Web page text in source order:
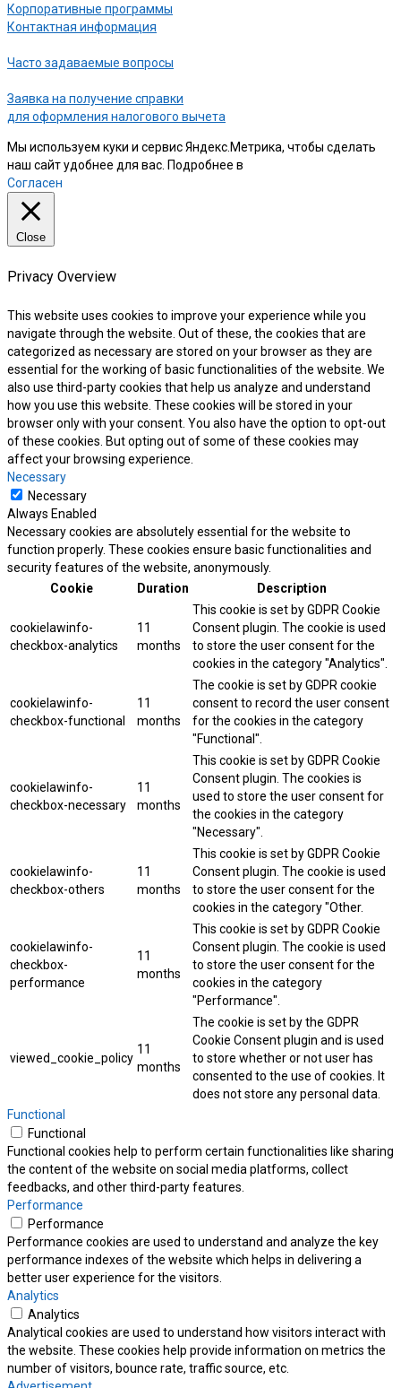
Корпоративные программы
Контактная информация
Часто задаваемые вопросы
Заявка на получение справки
для оформления налогового вычета
Мы используем куки и сервис Яндекс.Метрика, чтобы сделать
наш сайт удобнее для вас. Подробнее в
Согласен
Close
Privacy Overview
This website uses cookies to improve your experience while you
navigate through the website. Out of these, the cookies that are
categorized as necessary are stored on your browser as they are
essential for the working of basic functionalities of the website. We
also use third-party cookies that help us analyze and understand
how you use this website. These cookies will be stored in your
browser only with your consent. You also have the option to opt-out
of these cookies. But opting out of some of these cookies may
affect your browsing experience.
Necessary
Necessary
Always Enabled
Necessary cookies are absolutely essential for the website to
function properly. These cookies ensure basic functionalities and
security features of the website, anonymously.
Cookie
Duration Description
cookielawinfo-
checkbox-analytics
11
months
This cookie is set by GDPR Cookie
Consent plugin. The cookie is used
to store the user consent for the
cookies in the category "Analytics".
cookielawinfo-
checkbox-functional
11
months
The cookie is set by GDPR cookie
consent to record the user consent
for the cookies in the category
"Functional".
cookielawinfo-
checkbox-necessary
11
months
This cookie is set by GDPR Cookie
Consent plugin. The cookies is
used to store the user consent for
the cookies in the category
"Necessary".
cookielawinfo-
checkbox-others
11
months
This cookie is set by GDPR Cookie
Consent plugin. The cookie is used
to store the user consent for the
cookies in the category "Other.
cookielawinfo-
checkbox-
performance
11
months
This cookie is set by GDPR Cookie
Consent plugin. The cookie is used
to store the user consent for the
cookies in the category
"Performance".
viewed_cookie_policy
11
months
The cookie is set by the GDPR
Cookie Consent plugin and is used
to store whether or not user has
consented to the use of cookies. It
does not store any personal data.
Functional
Functional
Functional cookies help to perform certain functionalities like sharing
the content of the website on social media platforms, collect
feedbacks, and other third-party features.
Performance
Performance
Performance cookies are used to understand and analyze the key
performance indexes of the website which helps in delivering a
better user experience for the visitors.
Analytics
Analytics
Analytical cookies are used to understand how visitors interact with
the website. These cookies help provide information on metrics the
number of visitors, bounce rate, traffic source, etc.